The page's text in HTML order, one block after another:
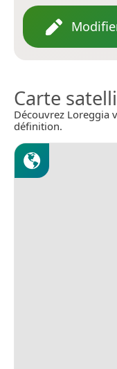
Carte
Découvrez Loreggia
définition.